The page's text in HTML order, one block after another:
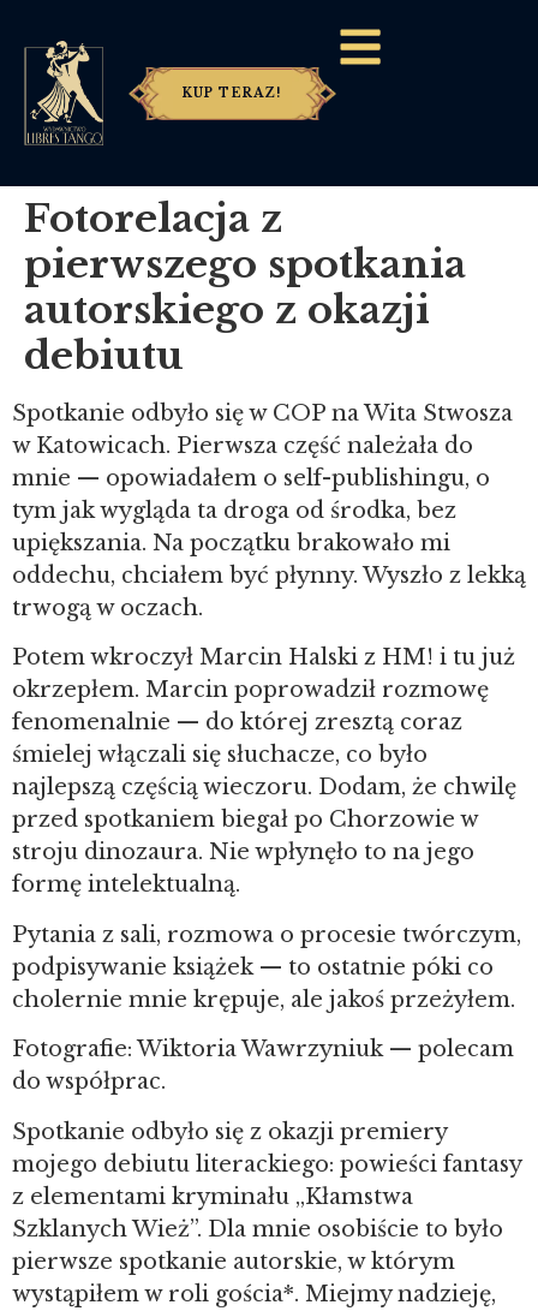
KUP TERAZ!
Fotorelacja z
pierwszego spotkania
autorskiego z okazji
debiutu
Spotkanie odbyło się w COP na Wita Stwosza
w Katowicach. Pierwsza część należała do
mnie — opowiadałem o self-publishingu, o
tym jak wygląda ta droga od środka, bez
upiększania. Na początku brakowało mi
oddechu, chciałem być płynny. Wyszło z lekką
trwogą w oczach.
Potem wkroczył Marcin Halski z HM! i tu już
okrzepłem. Marcin poprowadził rozmowę
fenomenalnie — do której zresztą coraz
śmielej włączali się słuchacze, co było
najlepszą częścią wieczoru. Dodam, że chwilę
przed spotkaniem biegał po Chorzowie w
stroju dinozaura. Nie wpłynęło to na jego
formę intelektualną.
Pytania z sali, rozmowa o procesie twórczym,
podpisywanie książek — to ostatnie póki co
cholernie mnie krępuje, ale jakoś przeżyłem.
Fotografie: Wiktoria Wawrzyniuk — polecam
do współprac.
Spotkanie odbyło się z okazji premiery
mojego debiutu literackiego: powieści fantasy
z elementami kryminału „Kłamstwa
Szklanych Wież”. Dla mnie osobiście to było
pierwsze spotkanie autorskie, w którym
wystąpiłem w roli gościa*. Miejmy nadzieję,